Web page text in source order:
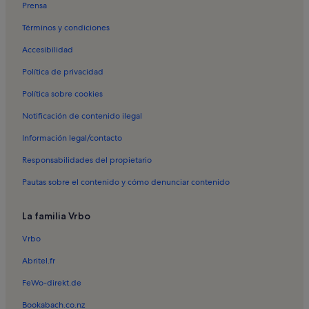
Alquileres vacacionales en Sant Llorenç
Alquileres vacacionales en Museo Lladró
Alquileres vacacionales en Torrefiel
Alquileres vacacionales en Jardines del Real
Prensa
Términos y condiciones
Accesibilidad
Política de privacidad
Política sobre cookies
Notificación de contenido ilegal
Información legal/contacto
Responsabilidades del propietario
Pautas sobre el contenido y cómo denunciar contenido
La familia Vrbo
Vrbo
Abritel.fr
FeWo-direkt.de
Bookabach.co.nz